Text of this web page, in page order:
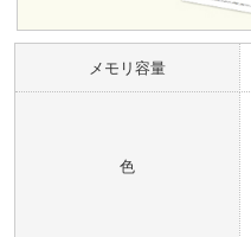
メモリ容量
色